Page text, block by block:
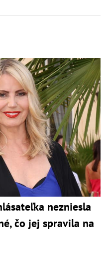
nezniesla
čo jej spravila na